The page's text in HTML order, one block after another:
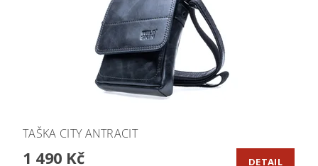
TAŠKA CITY ANTRACIT
1 490 Kč DETAIL